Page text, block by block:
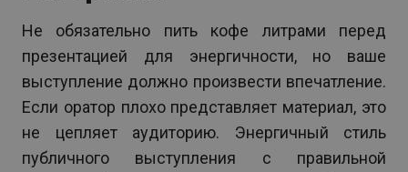
Не обязательно пить кофе литрами перед
презентацией для энергичности, но ваше
выступление должно произвести впечатление.
Если оратор плохо представляет материал, это
не цепляет аудиторию. Энергичный стиль
публичного выступления с правильной